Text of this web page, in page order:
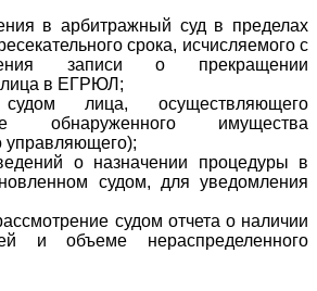
в арбитражный суд в пределах
срока, исчисляемого с
записи о прекращении
лица в ЕГРЮЛ;
судом лица, осуществляющего
обнаруженного имущества
управляющего);
о назначении процедуры в
судом, для уведомления
судом отчета о наличии
и объеме нераспределенного